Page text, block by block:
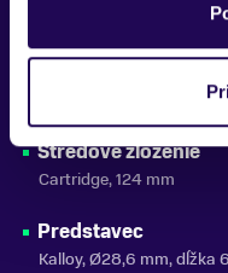
Rubena Winner 50-406
Stredové zloženie
Cartridge, 124 mm
Predstavec
Kalloy, Ø28,6 mm, dĺžka